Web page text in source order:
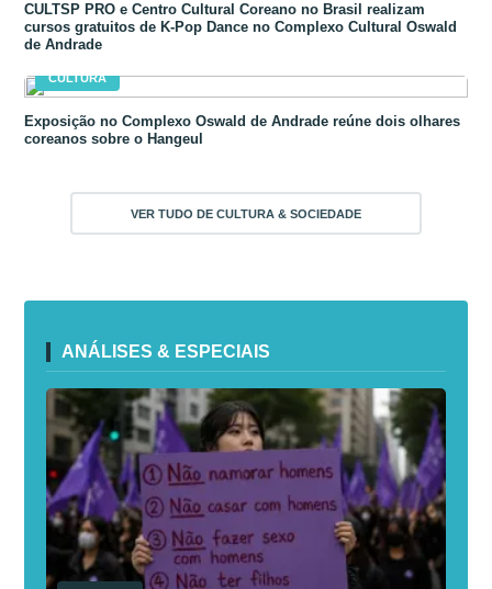
CULTSP PRO e Centro Cultural Coreano no Brasil realizam
cursos gratuitos de K-Pop Dance no Complexo Cultural Oswald
de Andrade
CULTURA
Exposição no Complexo Oswald de Andrade reúne dois olhares
coreanos sobre o Hangeul
VER TUDO DE CULTURA & SOCIEDADE
ANÁLISES & ESPECIAIS